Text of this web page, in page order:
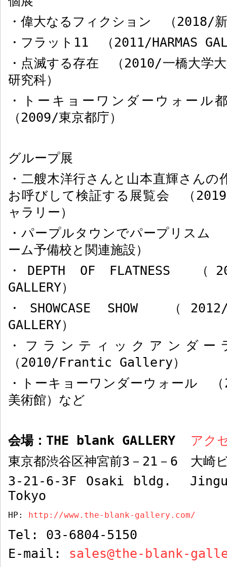
・偉大なるフィクション （2018/
・フラット 11 （2011/HARMAS
・点滅する存在 （2010/一橋大学
研究科）
・トーキョーワンダーウォー
（2009/東京都庁）
グループ展
・二艘木洋行さんと山本直輝さんの
お呼びして検証する展覧会 （
ャラリー）
・パープルタウンでパープリスム
ーム予備校と関連施設）
・ DEPTH OF FLATNESS （
GALLERY）
・ SHOWCASE SHOW （
GALLERY）
・フランティックアンダー
（2010/Frantic Gallery）
・トーキョーワンダーウォール （
美術館）など
会場： THE blank GALLERY アク
東京都渋谷区神宮前3 － 21 － 6 大崎
3-21-6-3F Osaki bldg.
Tokyo
HP: http://www.the-blank-gallery.com/
Tel: 03-6804-5150
E-mail: sales@the-blank-